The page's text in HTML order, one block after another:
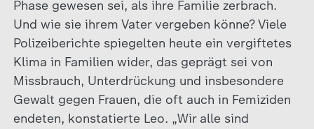
Phase gewesen sei, als ihre Familie zerbrach.
Und wie sie ihrem Vater vergeben könne? Viele
Polizeiberichte spiegelten heute ein vergiftetes
Klima in Familien wider, das geprägt sei von
Missbrauch, Unterdrückung und insbesondere
Gewalt gegen Frauen, die oft auch in Femiziden
endeten, konstatierte Leo. „Wir alle sind